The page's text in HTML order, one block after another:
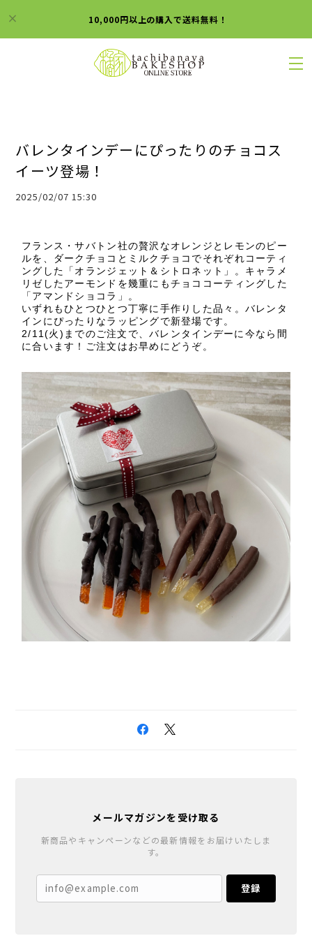
10,000円以上の購入で送料無料！
バレンタインデーにぴったりのチョコス
イーツ登場！
2025/02/07 15:30
フランス・サバトン社の贅沢なオレンジとレモンのピー
ルを、ダークチョコとミルクチョコでそれぞれコーティ
ングした「オランジェット＆シトロネット」。キャラメ
リゼしたアーモンドを幾重にもチョココーティングした
「アマンドショコラ」。
いずれもひとつひとつ丁寧に手作りした品々。バレンタ
インにぴったりなラッピングで新登場です。
2/11(火)までのご注文で、バレンタインデーに今なら間
に合います！ご注文はお早めにどうぞ。
メールマガジンを受け取る
新商品やキャンペーンなどの最新情報をお届けいたしま
す。
登録